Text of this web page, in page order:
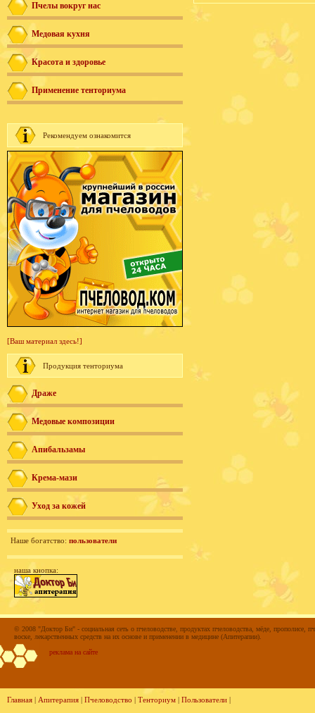
Пчелы вокруг нас
Медовая кухня
Красота и здоровье
Применение тенториума
Рекомендуем ознакомится
[Ваш материал здесь!]
Продукция тенториума
Драже
Медовые композиции
Апибальзамы
Крема-мази
Уход за кожей
Наше богатство: пользователи
наша кнопка:
© 2008 "Доктор Би" - социальная сеть о пчеловодстве, продуктах пчеловодства, мёде, прополисе,
воске, лекарственных средств на их основе и применении в медицине (Апитерапии).
реклама на сайте
Главная | Апитерапия | Пчеловодство | Тенториум | Пользователи |